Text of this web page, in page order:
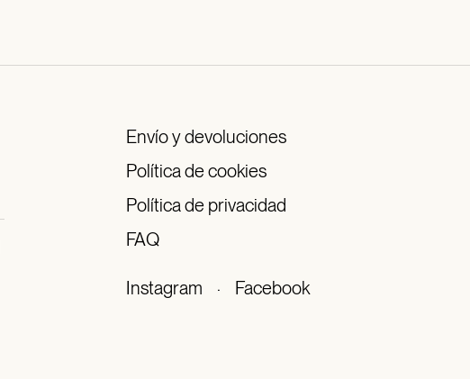
Envío y devoluciones
Política de cookies
Política de privacidad
FAQ
Instagram · Facebook